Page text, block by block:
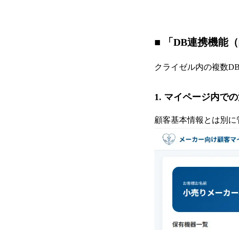
■ 「DB連携機能
クライゼル内の複数
1. マイページ内で
顧客基本情報とは別